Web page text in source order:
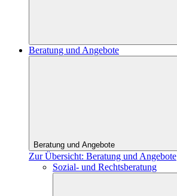
Beratung und Angebote
Beratung und Angebote
Zur Übersicht: Beratung und Angebote
Sozial- und Rechtsberatung